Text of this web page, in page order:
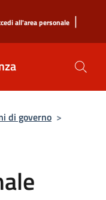
all'area personale |
di governo >